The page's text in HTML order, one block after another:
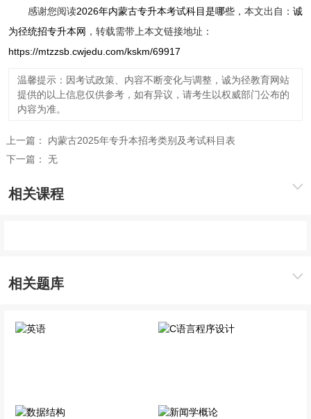
感谢您阅读2026年内蒙古专升本考试科目是哪些，本文出自： 诚
为径统招专升本网 ，转载需带上本文链接地址：
https://mtzzsb.cwjedu.com/kskm/69917
温馨提示：因考试政策、内容不断变化与调整，诚为径教育网站
提供的以上信息仅供参考，如有异议，请考生以权威部门公布的
内容为准。
上一篇： 内蒙古2025年专升本招考类别及考试科目表
下一篇： 无
相关课程
相关题库